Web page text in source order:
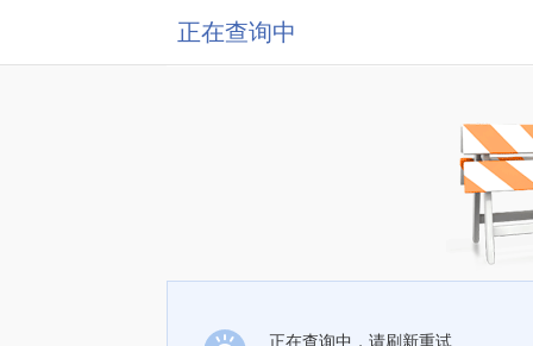
正在查询中
正在查询中，请刷新重试